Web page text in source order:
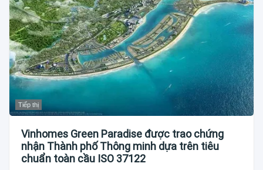
Tiếp thị
Vinhomes Green Paradise được trao chứng
nhận Thành phố Thông minh dựa trên tiêu
chuẩn toàn cầu ISO 37122